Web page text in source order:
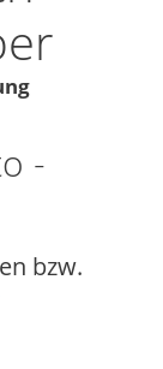
-
bzw.